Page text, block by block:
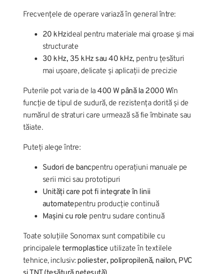
Frecvențele de operare variază în general între:
20 kHzideal pentru materiale mai groase și mai
structurate
30 kHz, 35 kHz sau 40 kHz, pentru țesături
mai ușoare, delicate și aplicații de precizie
Puterile pot varia de la400 W până la 2000 Wîn
funcție de tipul de sudură, de rezistența dorită și de
numărul de straturi care urmează să fie îmbinate sau
tăiate.
Puteți alege între:
Sudori de bancpentru operațiuni manuale pe
serii mici sau prototipuri
Unități care pot fi integrate în linii
automatepentru producție continuă
Mașini cu role pentru sudare continuă
Toate soluțiile Sonomax sunt compatibile cu
principaleletermoplastice utilizate în textilele
tehnice, inclusiv: poliester, polipropilenă, nailon, PVC